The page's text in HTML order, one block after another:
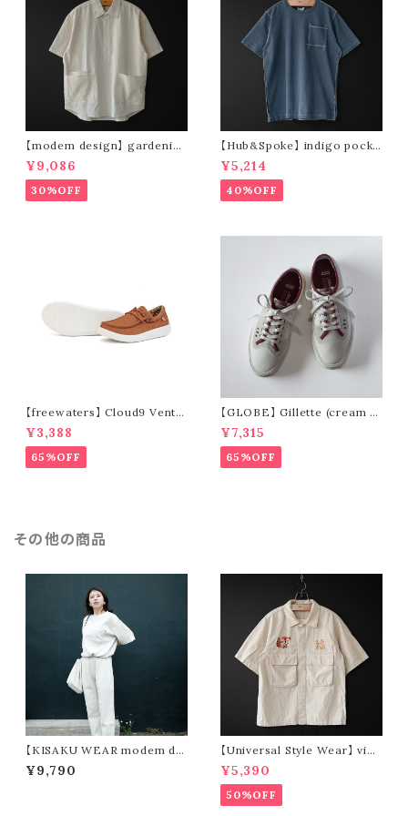
【modem design】 gardenin
g s/s shirt (sand)
¥9,086
30%OFF
【Hub&Spoke】 indigo pocke
t t-shirt (light indigo)
¥5,214
40%OFF
【freewaters】 Cloud9 Ventu
re - Lace Up (brown)
¥3,388
65%OFF
【GLOBE】 Gillette (cream /
pomegranate)
¥7,315
65%OFF
その他の商品
【KISAKU WEAR modem de
sign】kisaku waffle
¥9,790
【Universal Style Wear】 viet
-fatigue s/s shirt (off whit
e)
¥5,390
50%OFF